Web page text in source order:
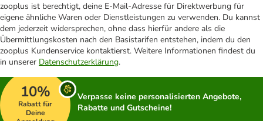
zooplus ist berechtigt, deine E-Mail-Adresse für Direktwerbung für
eigene ähnliche Waren oder Dienstleistungen zu verwenden. Du kannst
dem jederzeit widersprechen, ohne dass hierfür andere als die
Übermittlungskosten nach den Basistarifen entstehen, indem du den
zooplus Kundenservice kontaktierst. Weitere Informationen findest du
in unserer Datenschutzerklärung.
10%
Rabatt für
Deine
Verpasse keine personalisierten Angebote,
Rabatte und Gutscheine!